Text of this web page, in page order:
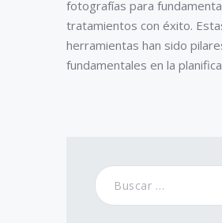
fotografías para
tratamientos con éxito.
herramientas han sido
fundamentales en la